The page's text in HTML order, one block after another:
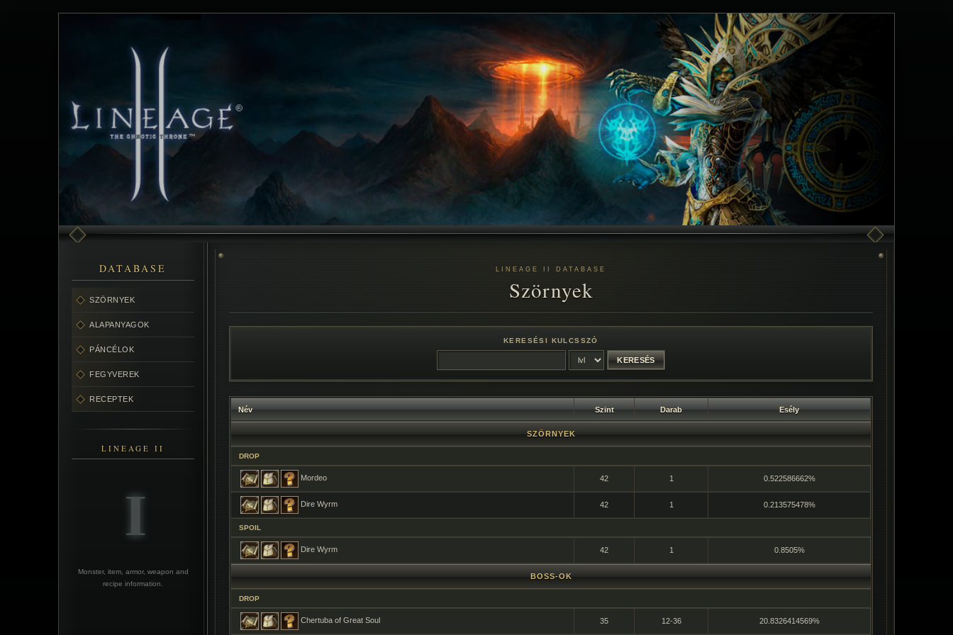
DATABASE
SZÖRNYEK
ALAPANYAGOK
PÁNCÉLOK
FEGYVEREK
RECEPTEK
LINEAGE II
Monster, item, armor, weapon and
recipe information.
LINEAGE II DATABASE
Szörnyek
KERESÉSI KULCSSZÓ
Név Szint Darab Esély
SZÖRNYEK
DROP
Mordeo 42 1 0.522586662%
Dire Wyrm 42 1 0.213575478%
SPOIL
Dire Wyrm 42 1 0.8505%
BOSS-OK
DROP
Chertuba of Great Soul 35 12-36 20.8326414569%